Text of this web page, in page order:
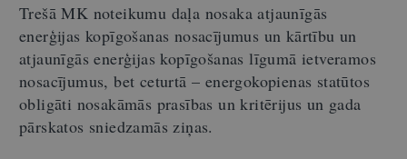
Trešā MK noteikumu daļa nosaka atjaunīgās
enerģijas kopīgošanas nosacījumus un kārtību un
atjaunīgās enerģijas kopīgošanas līgumā ietveramos
nosacījumus, bet ceturtā – energokopienas statūtos
obligāti nosakāmās prasības un kritērijus un gada
pārskatos sniedzamās ziņas.